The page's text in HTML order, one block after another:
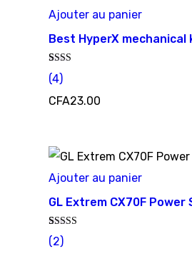
Ajouter au panier
Best HyperX mechanical
Noté
2.25
basé
4
(4)
CFA23.00
Ajouter au panier
GL Extrem CX70F Power
Noté
5.00
2
(2)